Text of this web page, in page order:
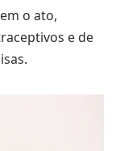
o ato,
e de